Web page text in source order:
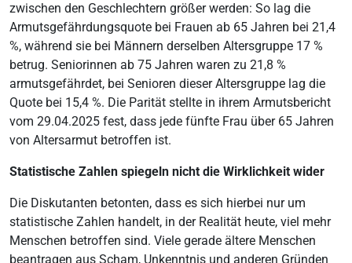
zwischen den Geschlechtern größer werden: So lag die
Armutsgefährdungsquote bei Frauen ab 65 Jahren bei 21,4
%, während sie bei Männern derselben Altersgruppe 17 %
betrug. Seniorinnen ab 75 Jahren waren zu 21,8 %
armutsgefährdet, bei Senioren dieser Altersgruppe lag die
Quote bei 15,4 %. Die Parität stellte in ihrem Armutsbericht
vom 29.04.2025 fest, dass jede fünfte Frau über 65 Jahren
von Altersarmut betroffen ist.
Statistische Zahlen spiegeln nicht die Wirklichkeit wider
Die Diskutanten betonten, dass es sich hierbei nur um
statistische Zahlen handelt, in der Realität heute, viel mehr
Menschen betroffen sind. Viele gerade ältere Menschen
beantragen aus Scham, Unkenntnis und anderen Gründen